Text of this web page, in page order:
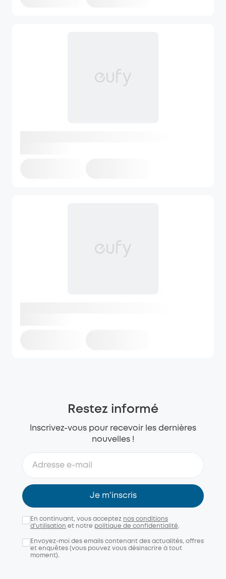
Restez informé
Inscrivez-vous pour recevoir les dernières
nouvelles !
Je m'inscris
En continuant, vous acceptez nos conditions
d'utilisation et notre politique de confidentialité.
Envoyez-moi des emails contenant des actualités, offres
et enquêtes (vous pouvez vous désinscrire à tout
moment).